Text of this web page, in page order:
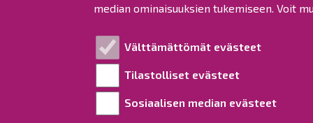
median ominaisuuksien tukemiseen. Voit
Välttämättömät evästeet
Tilastolliset evästeet
Sosiaalisen median evästeet
92100 Raahe
kirjaamo@raahe.fi
Y-tunnus: 1791817-6